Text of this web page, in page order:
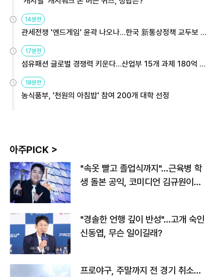
14분전
관세전쟁 '엔드게임' 윤곽 나오나…한국 新통상정책 교두보 활
용해야
17분전
섬유패션 글로벌 경쟁력 키운다…산업부 15개 과제 180억 지
원
18분전
농식품부, '천원의 아침밥' 참여 200개 대학 선정
아주PICK >
"속옷 빨고 졸업식까지"…근육병 학
생 돌본 공익, 코미디언 김규원이었
"경솔한 언행 깊이 반성"…고개 숙인
신동엽, 무슨 일이길래?
프로야구, 주말까지 전 경기 취소…